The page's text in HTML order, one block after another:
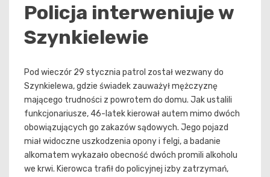
Policja interweniuje w
Szynkielewie
Pod wieczór 29 stycznia patrol został wezwany do
Szynkielewa, gdzie świadek zauważył mężczyznę
mającego trudności z powrotem do domu. Jak ustalili
funkcjonariusze, 46-latek kierował autem mimo dwóch
obowiązujących go zakazów sądowych. Jego pojazd
miał widoczne uszkodzenia opony i felgi, a badanie
alkomatem wykazało obecność dwóch promili alkoholu
we krwi. Kierowca trafił do policyjnej izby zatrzymań,